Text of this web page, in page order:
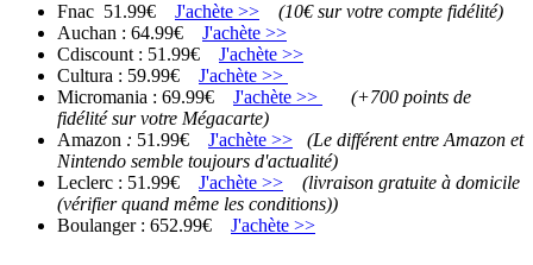
Fnac 51.99€ J'achète >>
(10€ sur votre compte fidélité)
Auchan : 64.99€ J'achète >>
Cdiscount : 51.99€ J'achète >>
Cultura : 59.99€ J'achète >>
Micromania : 69.99€ J'achète >>
(+700 points de
fidélité sur votre Mégacarte)
Amazon : 51.99€ J'achète >>
(Le différent entre Amazon et
Nintendo semble toujours d'actualité)
Leclerc : 51.99€ J'achète >>
(livraison gratuite à domicile
(vérifier quand même les conditions))
Boulanger : 652.99€ J'achète >>